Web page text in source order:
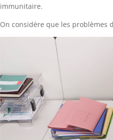
immunitaire.
On considère que les problèmes